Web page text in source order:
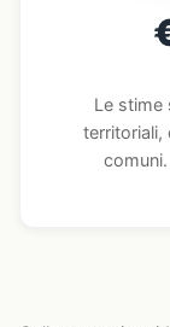
Le stime
territoriali,